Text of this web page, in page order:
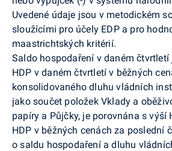
Uvedené údaje jsou v metodickém
sloužícími pro účely EDP a pro
maastrichtských kritérií.
Saldo hospodaření v daném
HDP v daném čtvrtletí v běžných
konsolidovaného dluhu vládních
jako součet položek Vklady a
papíry a Půjčky, je porovnána s výší
HDP v běžných cenách za poslední
o saldu hospodaření a dluhu